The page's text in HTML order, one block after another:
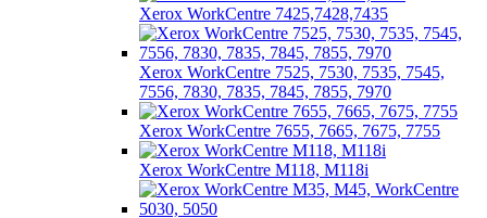
Xerox WorkCentre 7425,7428,7435
Xerox WorkCentre 7525, 7530, 7535, 7545,
7556, 7830, 7835, 7845, 7855, 7970
Xerox WorkCentre 7655, 7665, 7675, 7755
Xerox WorkCentre M118, M118i